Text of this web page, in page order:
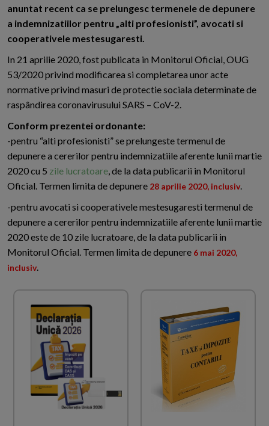
anuntat recent ca se prelungesc termenele de depunere
a indemnizatiilor pentru „alti profesionisti”, avocati si
cooperativele mestesugaresti.
In 21 aprilie 2020, fost publicata in Monitorul Oficial, OUG
53/2020 privind modificarea si completarea unor acte
normative privind masuri de protectie sociala determinate de
raspândirea coronavirusului SARS – CoV-2.
Conform prezentei ordonante:
-pentru “alti profesionisti” se prelungeste termenul de
depunere a cererilor pentru indemnizatiile aferente lunii martie
2020 cu 5 zile lucratoare, de la data publicarii in Monitorul
Oficial. Termen limita de depunere 28 aprilie 2020, inclusiv.
-pentru avocati si cooperativele mestesugaresti termenul de
depunere a cererilor pentru indemnizatiile aferente lunii martie
2020 este de 10 zile lucratoare, de la data publicarii in
Monitorul Oficial. Termen limita de depunere 6 mai 2020,
inclusiv.